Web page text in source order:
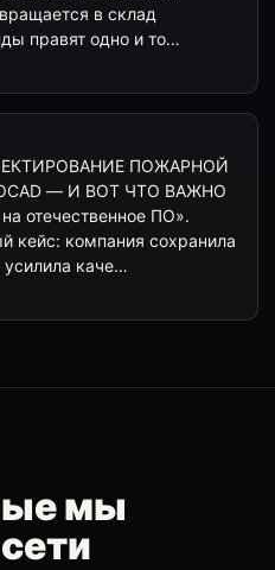
в склад
правят одно и то…
ПОЖАРНОЙ
— И ВОТ ЧТО ВАЖНО
отечественное ПО».
кейс: компания сохранила
усилила каче…
мы